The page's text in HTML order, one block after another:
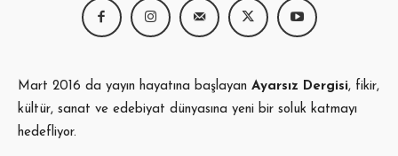
Mart 2016 da yayın hayatına başlayan Ayarsız Dergisi, fikir,
kültür, sanat ve edebiyat dünyasına yeni bir soluk katmayı
hedefliyor.